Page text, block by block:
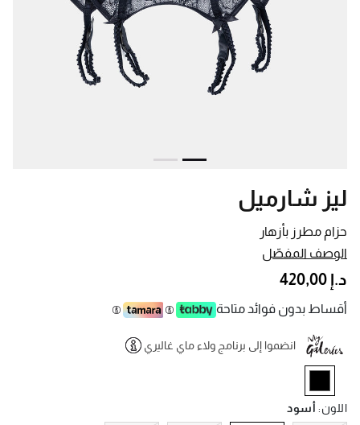
حزام مطرز بأزهار
ليز شارميل
الوصف المفصّل
د.إ 420,00
أقساط بدون فوائد متاحة
انضموا إلى برنامج ولاء ماي غاليري
selectedاللون: أسود